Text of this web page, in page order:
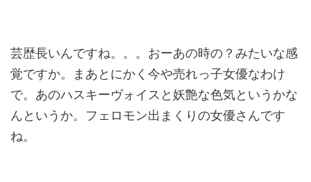
芸歴長いんですね。。。おーあの時の？みたいな感
覚ですか。まあとにかく今や売れっ子女優なわけ
で。あのハスキーヴォイスと妖艶な色気というかな
んというか。フェロモン出まくりの女優さんです
ね。